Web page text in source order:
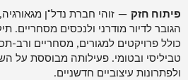
פיתוח חזק — זוהי חברת נדל"ן
הגובר לדיור מודרני ולנכסים מסחריים.
כולל פרויקטים למגורים, מסחריים ורב-
טביליסי ובטומי. פעילותה מבוססת על
ולפתרונות עיצוביים חדשניים.